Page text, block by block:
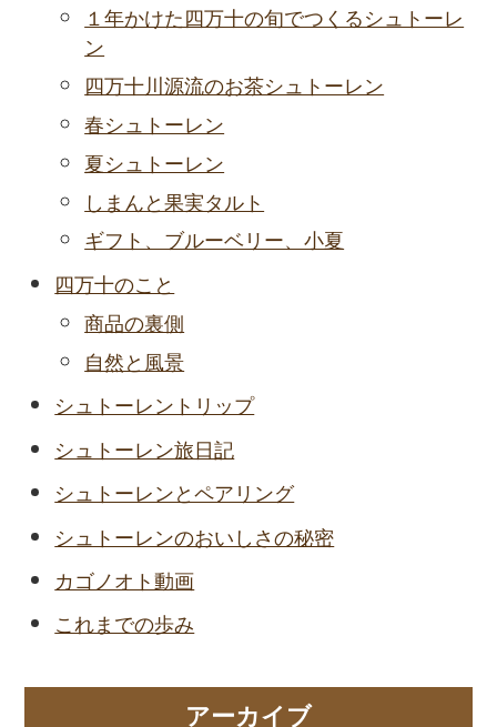
１年かけた四万十の旬でつくるシュトーレ
ン
四万十川源流のお茶シュトーレン
春シュトーレン
夏シュトーレン
しまんと果実タルト
ギフト、ブルーベリー、小夏
四万十のこと
商品の裏側
自然と風景
シュトーレントリップ
シュトーレン旅日記
シュトーレンとペアリング
シュトーレンのおいしさの秘密
カゴノオト動画
これまでの歩み
アーカイブ